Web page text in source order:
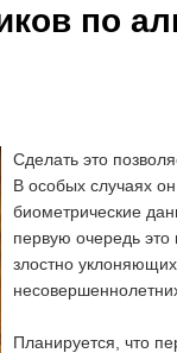
по
Сделать это
В особых случаях
биометрические
первую очередь это
злостно
Планируется, что